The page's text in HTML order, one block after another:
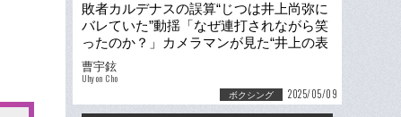
敗者カルデナスの誤算“じつは井上尚弥に
バレていた”動揺「なぜ連打されながら笑
ったのか？」カメラマンが見た“井上の表
情”「イーッと歯を…珍しい1枚」
曹宇鉉
Uhyon Cho
ボクシング 2025/05/09